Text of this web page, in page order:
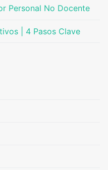
Personal No Docente
| 4 Pasos Clave